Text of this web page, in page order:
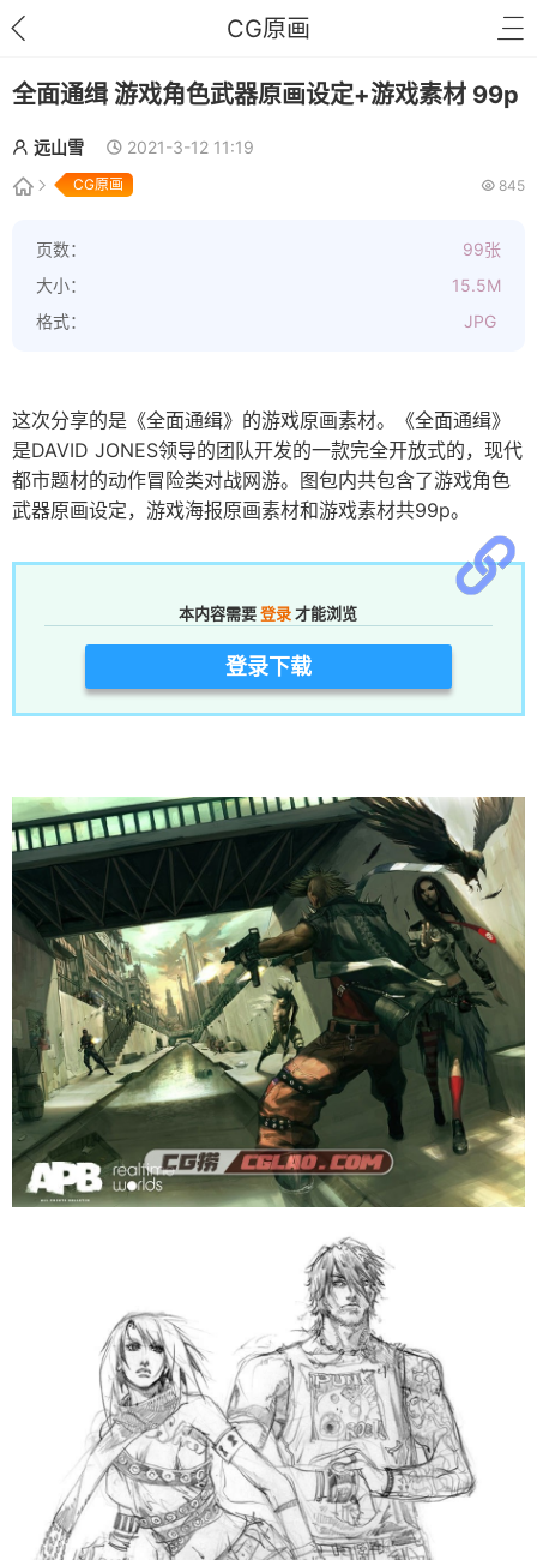
CG原画
全面通缉 游戏角色武器原画设定+游戏素材 99p
远山雪 2021-3-12 11:19
CG原画 845
页数：
99张
大小：
15.5M
格式：
JPG
这次分享的是《全面通缉》的游戏原画素材。《全面通缉》
是DAVID JONES领导的团队开发的一款完全开放式的，现代
都市题材的动作冒险类对战网游。图包内共包含了游戏角色
武器原画设定，游戏海报原画素材和游戏素材共99p。
本内容需要 登录 才能浏览
登录下载